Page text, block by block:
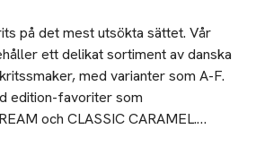
på det mest utsökta sättet. Vår
ett delikat sortiment av danska
med varianter som A-F.
edition-favoriter som
och CLASSIC CARAMEL.